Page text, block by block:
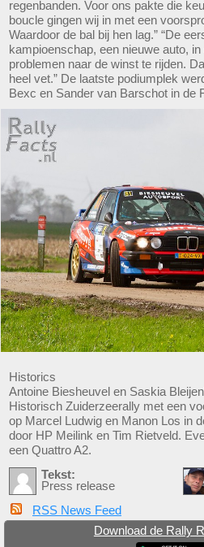
regenbanden. Voor ons pakte die
boucle gingen wij in met een
Waardoor de bal bij hen lag.” “De
kampioenschap, een nieuwe auto,
problemen naar de winst te rijden.
heel vet.” De laatste podiumplek
Bexc en Sander van Barschot in de
Historics
Antoine Biesheuvel en Saskia
Historisch Zuiderzeerally met een
op Marcel Ludwig en Manon Los in
door HP Meilink en Tim Rietveld.
een Quattro A2.
Tekst:
Press release
RSS News Feed
Download de Rally